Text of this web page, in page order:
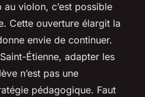
violon, c’est possible
Cette ouverture élargit la
envie de continuer.
Étienne, adapter les
n’est pas une
pédagogique. Faut